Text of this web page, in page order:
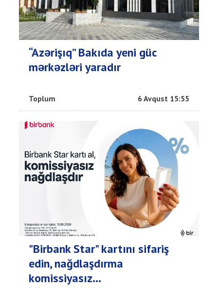
“Azərişıq” Bakıda yeni güc
mərkəzləri yaradır
Toplum 6 Avqust 15:55
"Birbank Star" kartını sifariş
edin, nağdlaşdırma
komissiyasız...